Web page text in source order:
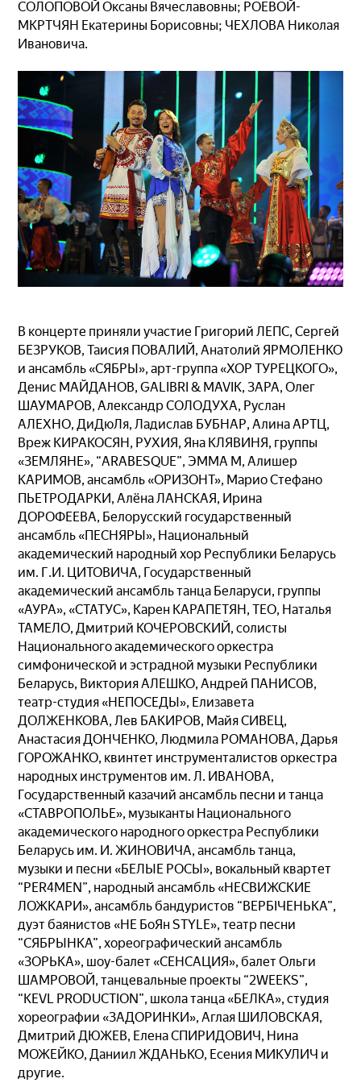
СОЛОПОВОЙ Оксаны Вячеславовны; РОЕВОЙ-
МКРТЧЯН Екатерины Борисовны; ЧЕХЛОВА Николая
Ивановича.
В концерте приняли участие Григорий ЛЕПС, Сергей
БЕЗРУКОВ, Таисия ПОВАЛИЙ, Анатолий ЯРМОЛЕНКО
и ансамбль «СЯБРЫ», арт-группа «ХОР ТУРЕЦКОГО»,
Денис МАЙДАНОВ, GALIBRI & MAVIK, ЗАРА, Олег
ШАУМАРОВ, Александр СОЛОДУХА, Руслан
АЛЕХНО, ДиДюЛя, Ладислав БУБНАР, Алина АРТЦ,
Вреж КИРАКОСЯН, РУХИЯ, Яна КЛЯВИНЯ, группы
«ЗЕМЛЯНЕ», “ARABESQUE”, ЭММА М, Алишер
КАРИМОВ, ансамбль «ОРИЗОНТ», Марио Стефано
ПЬЕТРОДАРКИ, Алёна ЛАНСКАЯ, Ирина
ДОРОФЕЕВА, Белорусский государственный
ансамбль «ПЕСНЯРЫ», Национальный
академический народный хор Республики Беларусь
им. Г.И. ЦИТОВИЧА, Государственный
академический ансамбль танца Беларуси, группы
«АУРА», «СТАТУС», Карен КАРАПЕТЯН, ТЕО, Наталья
ТАМЕЛО, Дмитрий КОЧЕРОВСКИЙ, солисты
Национального академического оркестра
симфонической и эстрадной музыки Республики
Беларусь, Виктория АЛЕШКО, Андрей ПАНИСОВ,
театр-студия «НЕПОСЕДЫ», Елизавета
ДОЛЖЕНКОВА, Лев БАКИРОВ, Майя СИВЕЦ,
Анастасия ДОНЧЕНКО, Людмила РОМАНОВА, Дарья
ГОРОЖАНКО, квинтет инструменталистов оркестра
народных инструментов им. Л. ИВАНОВА,
Государственный казачий ансамбль песни и танца
«СТАВРОПОЛЬЕ», музыканты Национального
академического народного оркестра Республики
Беларусь им. И. ЖИНОВИЧА, ансамбль танца,
музыки и песни «БЕЛЫЕ РОСЫ», вокальный квартет
“PER4MEN”, народный ансамбль «НЕСВИЖСКИЕ
ЛОЖКАРИ», ансамбль бандуристов “ВЕРБІЧЕНЬКА”,
дуэт баянистов «НE БоЯн STYLE», театр песни
“СЯБРЫНКА”, хореографический ансамбль
«ЗОРЬКА», шоу-балет «СЕНСАЦИЯ», балет Ольги
ШАМРОВОЙ, танцевальные проекты “2WEEKS”,
“KEVL PRODUCTION”, школа танца «БЕЛКА», студия
хореографии «ЗАДОРИНКИ», Аглая ШИЛОВСКАЯ,
Дмитрий ДЮЖЕВ, Елена СПИРИДОВИЧ, Нина
МОЖЕЙКО, Даниил ЖДАНЬКО, Есения МИКУЛИЧ и
другие.